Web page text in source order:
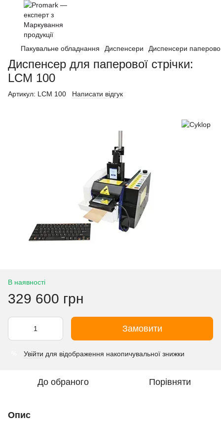
Пакувальне обладнання Диспенсери Диспенсери
Диспенсер для паперової стрічки:
LCM 100
Артикул: LCM 100 Написати відгук
В наявності
329 600 грн
Замовити
Увійти для відображення накопичувальної знижки
До обраного Порівняти
Опис